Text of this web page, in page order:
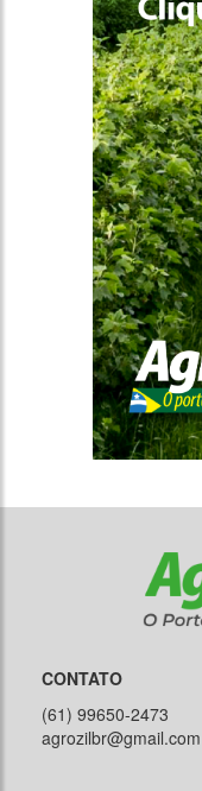
CONTATO
(61) 99650-2473
agrozilbr@gmail.com